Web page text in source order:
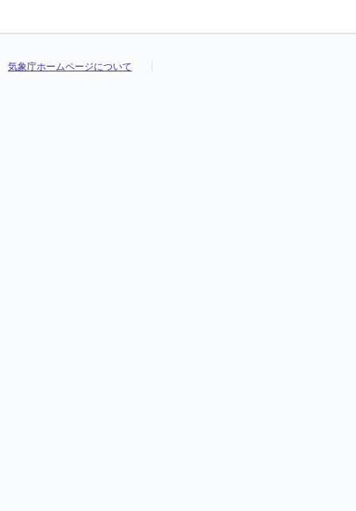
気象庁ホームページについて